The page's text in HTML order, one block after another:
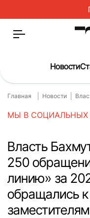
Главная
О нас
Спорт
Досье
Блог
Новости
Главная Новости
МЫ В СОЦИАЛЬНЫХ
Власть
250
линию» за
обращались
заместителям